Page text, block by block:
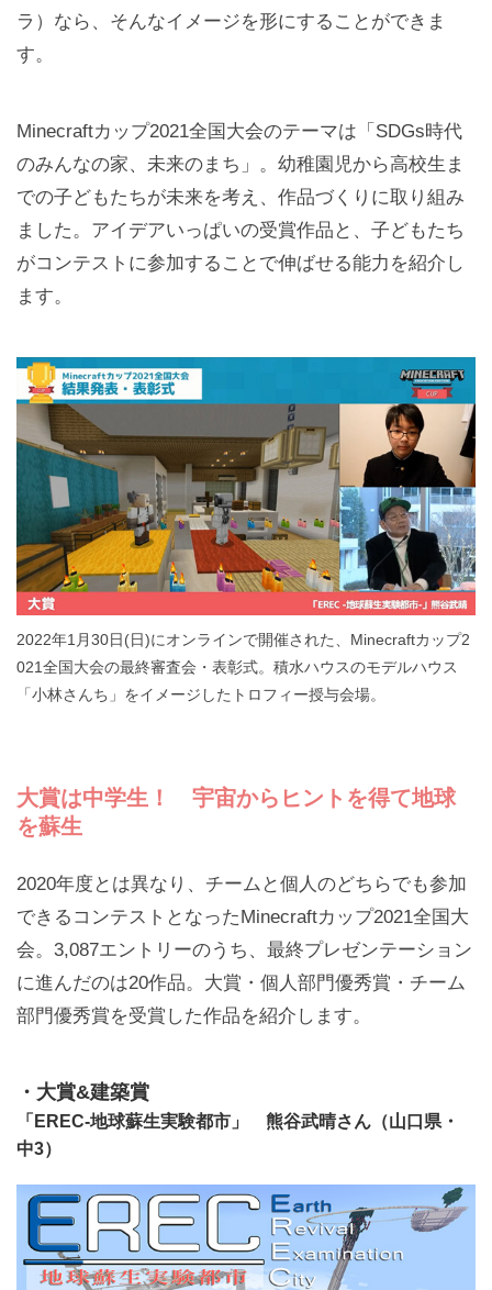
ラ）なら、そんなイメージを形にすることができま
す。
Minecraftカップ2021全国大会のテーマは「SDGs時代
のみんなの家、未来のまち」。幼稚園児から高校生ま
での子どもたちが未来を考え、作品づくりに取り組み
ました。アイデアいっぱいの受賞作品と、子どもたち
がコンテストに参加することで伸ばせる能力を紹介し
ます。
2022年1月30日(日)にオンラインで開催された、Minecraftカップ2
021全国大会の最終審査会・表彰式。積水ハウスのモデルハウス
「小林さんち」をイメージしたトロフィー授与会場。
大賞は中学生！ 宇宙からヒントを得て地球
を蘇生
2020年度とは異なり、チームと個人のどちらでも参加
できるコンテストとなったMinecraftカップ2021全国大
会。3,087エントリーのうち、最終プレゼンテーション
に進んだのは20作品。大賞・個人部門優秀賞・チーム
部門優秀賞を受賞した作品を紹介します。
・大賞&建築賞
「EREC-地球蘇生実験都市」 熊谷武晴さん（山口県・
中3）